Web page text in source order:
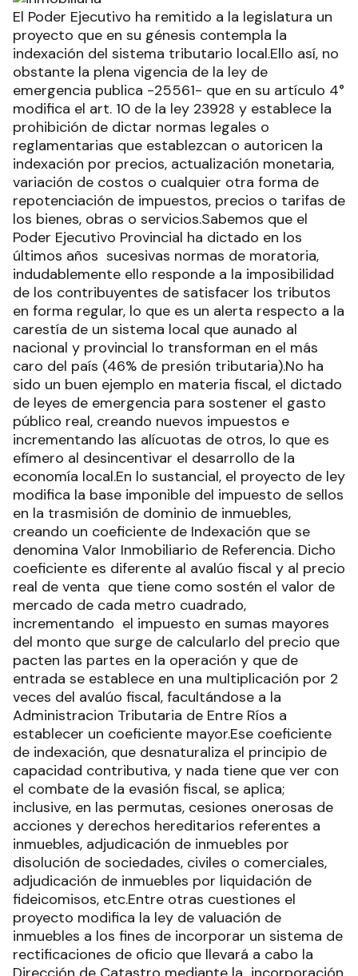
El Poder Ejecutivo ha remitido a la legislatura un
proyecto que en su génesis contempla la
indexación del sistema tributario local.Ello así, no
obstante la plena vigencia de la ley de
emergencia publica -25561- que en su artículo 4°
modifica el art. 10 de la ley 23928 y establece la
prohibición de dictar normas legales o
reglamentarias que establezcan o autoricen la
indexación por precios, actualización monetaria,
variación de costos o cualquier otra forma de
repotenciación de impuestos, precios o tarifas de
los bienes, obras o servicios.Sabemos que el
Poder Ejecutivo Provincial ha dictado en los
últimos años sucesivas normas de moratoria,
indudablemente ello responde a la imposibilidad
de los contribuyentes de satisfacer los tributos
en forma regular, lo que es un alerta respecto a la
carestía de un sistema local que aunado al
nacional y provincial lo transforman en el más
caro del país (46% de presión tributaria).No ha
sido un buen ejemplo en materia fiscal, el dictado
de leyes de emergencia para sostener el gasto
público real, creando nuevos impuestos e
incrementando las alícuotas de otros, lo que es
efímero al desincentivar el desarrollo de la
economía local.En lo sustancial, el proyecto de ley
modifica la base imponible del impuesto de sellos
en la trasmisión de dominio de inmuebles,
creando un coeficiente de Indexación que se
denomina Valor Inmobiliario de Referencia. Dicho
coeficiente es diferente al avalúo fiscal y al precio
real de venta que tiene como sostén el valor de
mercado de cada metro cuadrado,
incrementando el impuesto en sumas mayores
del monto que surge de calcularlo del precio que
pacten las partes en la operación y que de
entrada se establece en una multiplicación por 2
veces del avalúo fiscal, facultándose a la
Administracion Tributaria de Entre Ríos a
establecer un coeficiente mayor.Ese coeficiente
de indexación, que desnaturaliza el principio de
capacidad contributiva, y nada tiene que ver con
el combate de la evasión fiscal, se aplica;
inclusive, en las permutas, cesiones onerosas de
acciones y derechos hereditarios referentes a
inmuebles, adjudicación de inmuebles por
disolución de sociedades, civiles o comerciales,
adjudicación de inmuebles por liquidación de
fideicomisos, etc.Entre otras cuestiones el
proyecto modifica la ley de valuación de
inmuebles a los fines de incorporar un sistema de
rectificaciones de oficio que llevará a cabo la